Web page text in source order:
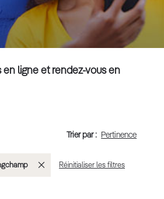
en ligne et rendez-vous en
Trier par :
Supprimer
Réinitialiser les filtres